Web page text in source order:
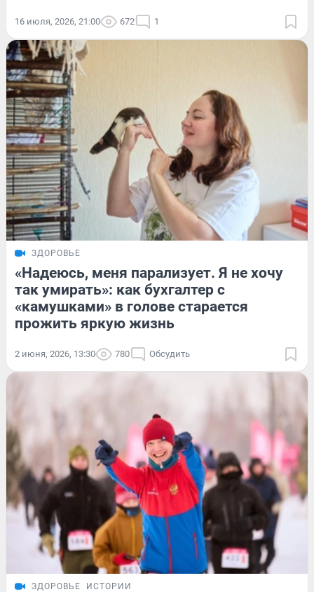
16 июля, 2026, 21:00 672 1
ЗДОРОВЬЕ
«Надеюсь, меня парализует. Я не хочу
так умирать»: как бухгалтер с
«камушками» в голове старается
прожить яркую жизнь
2 июня, 2026, 13:30 780 Обсудить
ЗДОРОВЬЕ ИСТОРИИ